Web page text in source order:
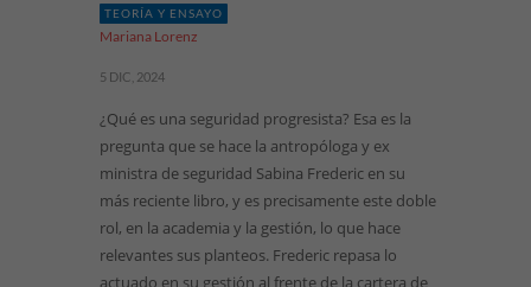
TEORÍA Y ENSAYO
Mariana Lorenz
5 DIC, 2024
¿Qué es una seguridad progresista? Esa es la
pregunta que se hace la antropóloga y ex
ministra de seguridad Sabina Frederic en su
más reciente libro, y es precisamente este doble
rol, en la academia y la gestión, lo que hace
relevantes sus planteos. Frederic repasa lo
actuado en su gestión al frente de la cartera de